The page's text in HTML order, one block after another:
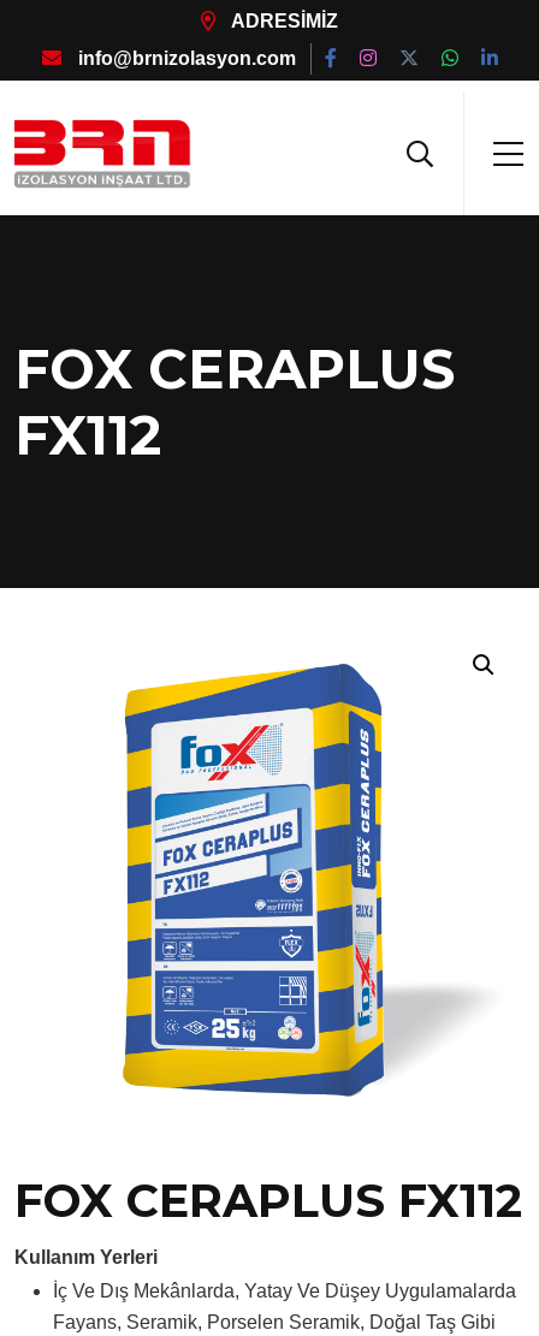
ADRESİMİZ
info@brnizolasyon.com
FOX CERAPLUS
FX112
FOX CERAPLUS FX112
Kullanım Yerleri
İç Ve Dış Mekânlarda, Yatay Ve Düşey Uygulamalarda
Fayans, Seramik, Porselen Seramik, Doğal Taş Gibi